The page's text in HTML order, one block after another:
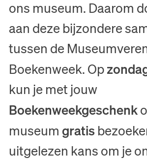
ons museum. Daarom
aan deze bijzondere
tussen de
Boekenweek. Op
kun je met jouw
Boekenweekgeschenk
museum gratis
uitgelezen kans om je